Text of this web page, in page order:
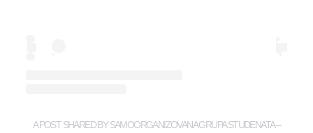
A POST SHARED BY SAMOORGANIZOVANA GRUPA STUDENATA –